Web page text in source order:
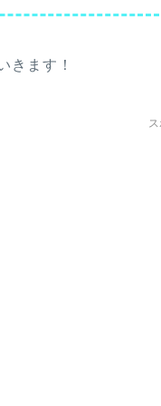
きます！